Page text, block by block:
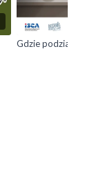
Gdzie podział się